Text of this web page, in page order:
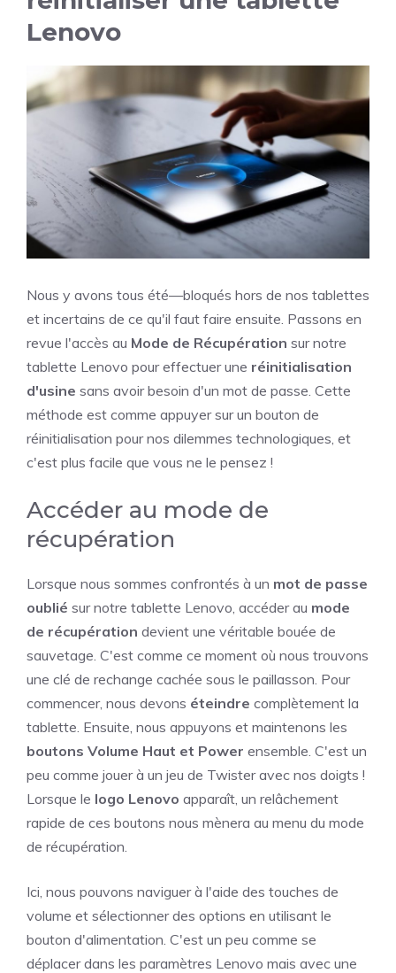
Lenovo
Nous y avons tous été—bloqués hors de nos tablettes
et incertains de ce qu'il faut faire ensuite. Passons en
revue l'accès au Mode de Récupération sur notre
tablette Lenovo pour effectuer une réinitialisation
d'usine sans avoir besoin d'un mot de passe. Cette
méthode est comme appuyer sur un bouton de
réinitialisation pour nos dilemmes technologiques, et
c'est plus facile que vous ne le pensez !
Accéder au mode de
récupération
Lorsque nous sommes confrontés à un mot de passe
oublié sur notre tablette Lenovo, accéder au mode
de récupération devient une véritable bouée de
sauvetage. C'est comme ce moment où nous trouvons
une clé de rechange cachée sous le paillasson. Pour
commencer, nous devons éteindre complètement la
tablette. Ensuite, nous appuyons et maintenons les
boutons Volume Haut et Power ensemble. C'est un
peu comme jouer à un jeu de Twister avec nos doigts !
Lorsque le logo Lenovo apparaît, un relâchement
rapide de ces boutons nous mènera au menu du mode
de récupération.
Ici, nous pouvons naviguer à l'aide des touches de
volume et sélectionner des options en utilisant le
bouton d'alimentation. C'est un peu comme se
déplacer dans les paramètres Lenovo mais avec une